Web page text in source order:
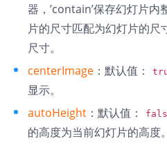
器，’contain’保存幻灯片内
片的尺寸匹配为幻灯片的尺
尺寸。
centerImage ：默认值：
显示。
autoHeight ：默认值：
的高度为当前幻灯片的高度。